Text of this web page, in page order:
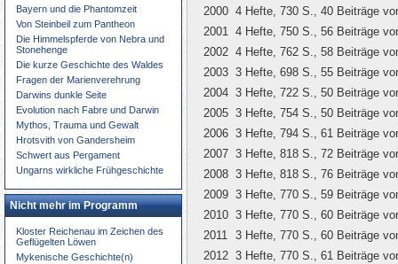
2000 4 Hefte, 730 S., 40 Beiträge
2001
4 Hefte, 750 S., 56 Beiträge
2002 4 Hefte, 762 S., 58 Beiträge
2003 3 Hefte, 698 S., 55 Beiträge
2004 3 Hefte, 722 S., 50 Beiträge
2005 3 Hefte, 754 S., 50 Beiträge
2006 3 Hefte, 794 S., 61 Beiträge
2007 3 Hefte, 818 S., 72 Beiträge
2008 3 Hefte, 818 S., 76 Beiträge
2009 3 Hefte, 770 S., 59 Beiträge
2010 3 Hefte, 770 S., 60 Beiträge
2011
3 Hefte, 770 S., 60 Beiträge
2012 3 Hefte, 770 S., 61 Beiträge
Bayern und die Phantomzeit
Von Steinbeil zum Pantheon
Die Himmelspferde von Nebra und
Stonehenge
Die kurze Geschichte des Waldes
Fragen der Marienverehrung
Darwins dunkle Seite
Evolution nach Fabre und Darwin
Mythos, Trauma und Gewalt
Hrotsvith von Gandersheim
Schwert aus Pergament
Ungarns wirkliche Frühgeschichte
Nicht mehr im Programm
Kloster Reichenau im Zeichen des
Geflügelten Löwen
Mykenische Geschichte(n)